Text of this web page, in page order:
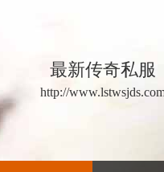
最新传奇私服
http://